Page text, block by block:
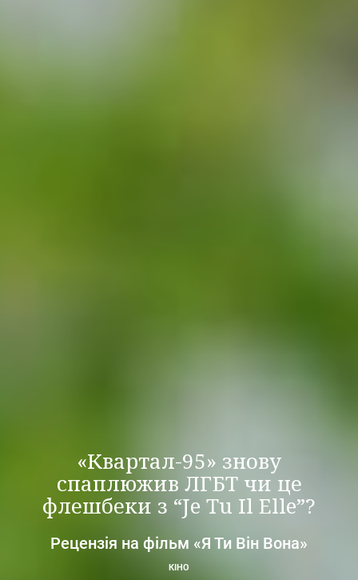
«Квартал-95» знову
спаплюжив ЛГБТ чи це
флешбеки з “Je Tu Il Elle”?
Рецензія на фільм «Я Ти Він Вона»
КІНО